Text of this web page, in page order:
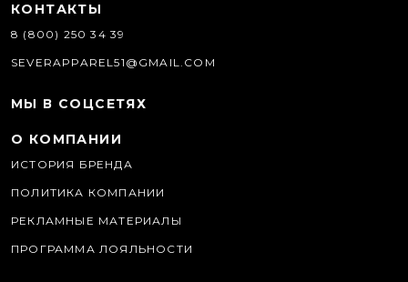
КОНТАКТЫ
8 (800) 250 34 39
SEVERAPPAREL51@GMAIL.COM
МЫ В СОЦСЕТЯХ
О КОМПАНИИ
ИСТОРИЯ БРЕНДА
ПОЛИТИКА КОМПАНИИ
РЕКЛАМНЫЕ МАТЕРИАЛЫ
ПРОГРАММА ЛОЯЛЬНОСТИ